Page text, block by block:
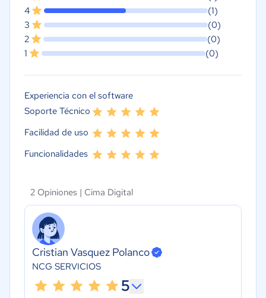
4
(1)
3
(0)
2
(0)
1
(0)
Experiencia con el software
Soporte Técnico
Facilidad de uso
Funcionalidades
2 Opiniones | Cima Digital
Cristian Vasquez Polanco
NCG SERVICIOS
5